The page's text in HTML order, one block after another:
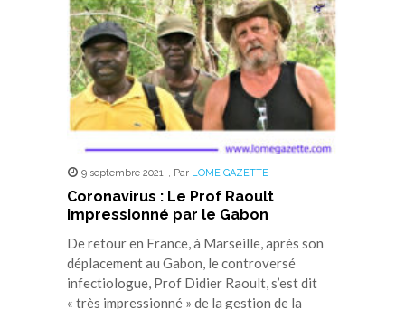
9 septembre 2021 , Par LOME GAZETTE
Coronavirus : Le Prof Raoult
impressionné par le Gabon
De retour en France, à Marseille, après son
déplacement au Gabon, le controversé
infectiologue, Prof Didier Raoult, s’est dit
« très impressionné » de la gestion de la